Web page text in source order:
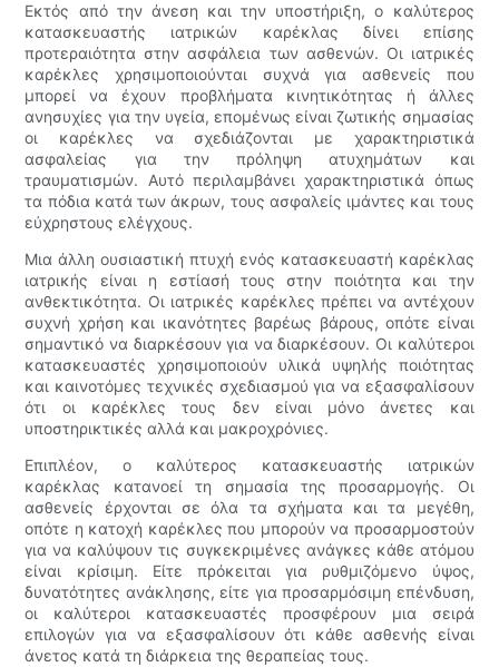
Εκτός από την άνεση και την υποστήριξη, ο καλύτερος
κατασκευαστής ιατρικών καρέκλας δίνει επίσης
προτεραιότητα στην ασφάλεια των ασθενών. Οι ιατρικές
καρέκλες χρησιμοποιούνται συχνά για ασθενείς που
μπορεί να έχουν προβλήματα κινητικότητας ή άλλες
ανησυχίες για την υγεία, επομένως είναι ζωτικής σημασίας
οι καρέκλες να σχεδιάζονται με χαρακτηριστικά
ασφαλείας για την πρόληψη ατυχημάτων και
τραυματισμών. Αυτό περιλαμβάνει χαρακτηριστικά όπως
τα πόδια κατά των άκρων, τους ασφαλείς ιμάντες και τους
εύχρηστους ελέγχους.
Μια άλλη ουσιαστική πτυχή ενός κατασκευαστή καρέκλας
ιατρικής είναι η εστίασή τους στην ποιότητα και την
ανθεκτικότητα. Οι ιατρικές καρέκλες πρέπει να αντέχουν
συχνή χρήση και ικανότητες βαρέως βάρους, οπότε είναι
σημαντικό να διαρκέσουν για να διαρκέσουν. Οι καλύτεροι
κατασκευαστές χρησιμοποιούν υλικά υψηλής ποιότητας
και καινοτόμες τεχνικές σχεδιασμού για να εξασφαλίσουν
ότι οι καρέκλες τους δεν είναι μόνο άνετες και
υποστηρικτικές αλλά και μακροχρόνιες.
Επιπλέον, ο καλύτερος κατασκευαστής ιατρικών
καρέκλας κατανοεί τη σημασία της προσαρμογής. Οι
ασθενείς έρχονται σε όλα τα σχήματα και τα μεγέθη,
οπότε η κατοχή καρέκλες που μπορούν να προσαρμοστούν
για να καλύψουν τις συγκεκριμένες ανάγκες κάθε ατόμου
είναι κρίσιμη. Είτε πρόκειται για ρυθμιζόμενο ύψος,
δυνατότητες ανάκλησης, είτε για προσαρμόσιμη επένδυση,
οι καλύτεροι κατασκευαστές προσφέρουν μια σειρά
επιλογών για να εξασφαλίσουν ότι κάθε ασθενής είναι
άνετος κατά τη διάρκεια της θεραπείας τους.